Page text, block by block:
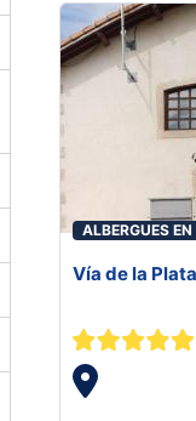
ALBERGUES
Vía de la